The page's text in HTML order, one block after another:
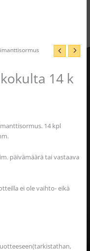
14 k
14 kpl
päivämäärä tai vastaava
ei ole vaihto- eikä